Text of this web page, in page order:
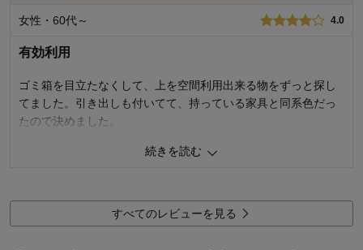
女性・60代～ 4.0
有効利用
ゴミ箱を目立たなくして、上を空間利用出来る物をずっと探し
てました。引き出しも付いてて、持っている家具と同系色だっ
たので決めました。
するのに便利です。購入してよかったです。
価格
3.0
続きを読む
すべてのレビューを見る